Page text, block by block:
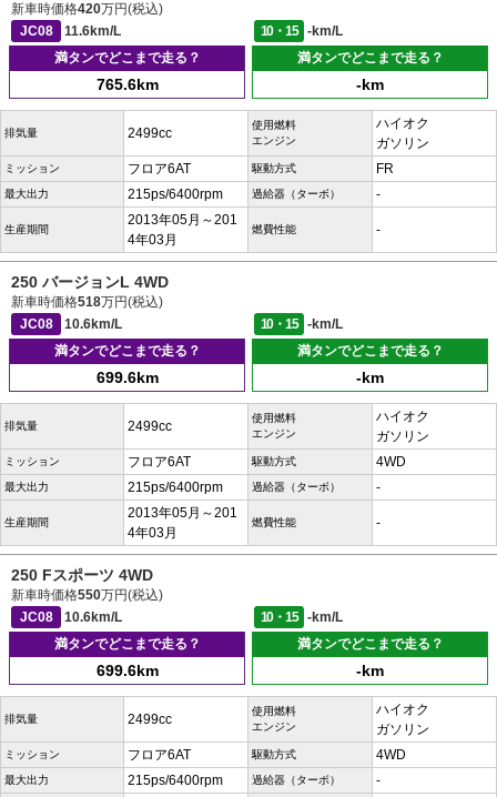
新車時価格420万円(税込)
JC08
11.6km/L 10・15
-km/L
満タンでどこまで走る？
765.6km
満タンでどこまで走る？
-km
排気量 2499cc
使用燃料
エンジン
ハイオク
ガソリン
ミッション フロア6AT 駆動方式 FR
最大出力 215ps/6400rpm 過給器（ターボ） -
生産期間
2013年05月～201
4年03月
燃費性能 -
250 バージョンL 4WD
新車時価格518万円(税込)
JC08
10.6km/L 10・15
-km/L
満タンでどこまで走る？
699.6km
満タンでどこまで走る？
-km
排気量 2499cc
使用燃料
エンジン
ハイオク
ガソリン
ミッション フロア6AT 駆動方式 4WD
最大出力 215ps/6400rpm 過給器（ターボ） -
生産期間
2013年05月～201
4年03月
燃費性能 -
250 Fスポーツ 4WD
新車時価格550万円(税込)
JC08
10.6km/L 10・15
-km/L
満タンでどこまで走る？
699.6km
満タンでどこまで走る？
-km
排気量 2499cc
使用燃料
エンジン
ハイオク
ガソリン
ミッション フロア6AT 駆動方式 4WD
最大出力 215ps/6400rpm 過給器（ターボ） -